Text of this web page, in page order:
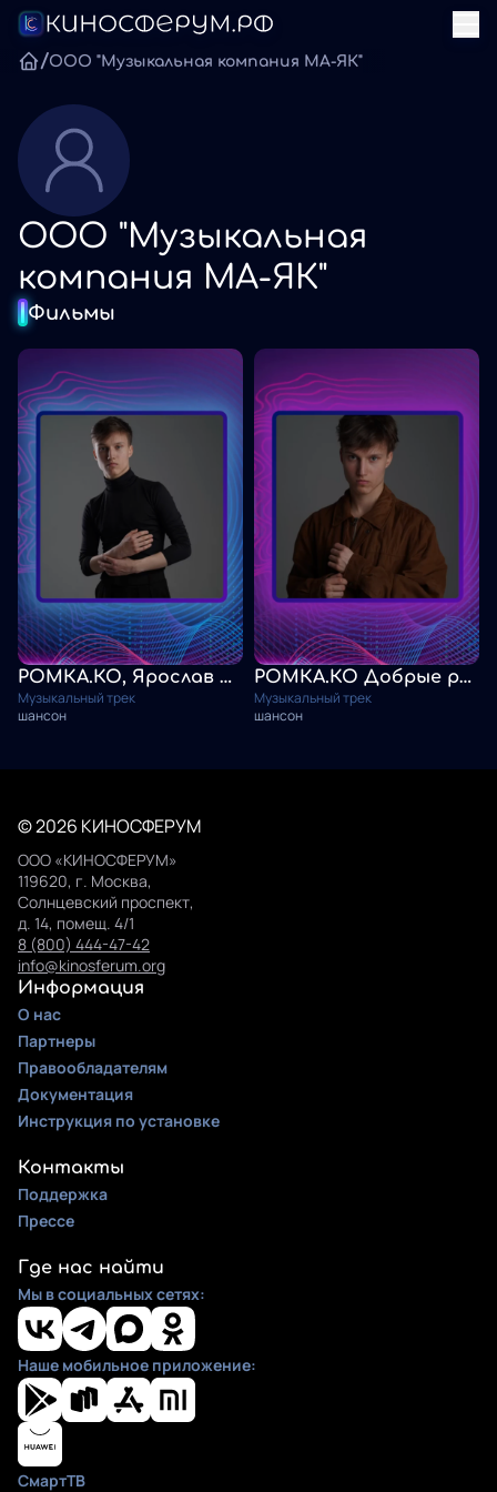
/ООО "Музыкальная компания МА-ЯК"
ООО "Музыкальная
компания МА-ЯК"
Фильмы
РОМКА.КО, Ярослав Сумишевский. Добрые руки отца
Музыкальный трек
шансон
РОМКА.КО Добрые руки отца
Музыкальный трек
шансон
© 2026 КИНОСФЕРУМ
ООО «КИНОСФЕРУМ»
119620, г. Москва,
Солнцевский проспект,
д. 14, помещ. 4/1
8 (800) 444-47-42
info@kinosferum.org
Информация
О нас
Партнеры
Правообладателям
Документация
Инструкция по установке
Контакты
Поддержка
Прессе
Где нас найти
Мы в социальных сетях:
Наше мобильное приложение:
СмартТВ